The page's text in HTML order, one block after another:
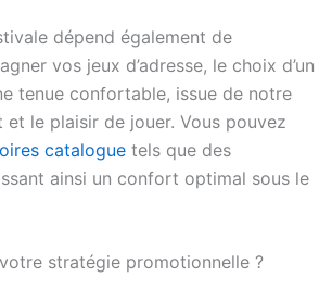
dépend également de
vos jeux d’adresse, le choix d’un
tenue confortable, issue de notre
et le plaisir de jouer. Vous pouvez
catalogue tels que des
ainsi un confort optimal sous le
stratégie promotionnelle ?